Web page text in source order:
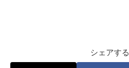
シェアする